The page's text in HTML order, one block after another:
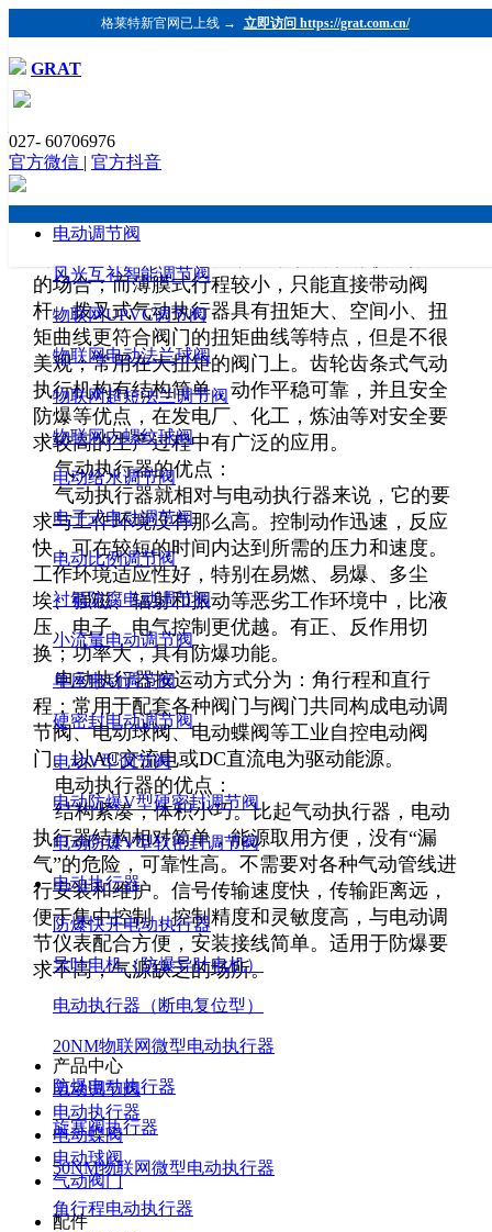
格莱特新官网已上线 → 立即访问 https://grat.com.cn/
GRAT
027- 60706976
官方微信 | 官方抖音
电动调节阀
风光互补智能调节阀
物联网UPVC调节阀
物联网电动法兰球阀
物联网超短法兰调节阀
物联网内螺纹球阀
电动给水调节阀
电子式电动调节阀
电动比例调节阀
衬氟防腐电动调节阀
小流量电动调节阀
单座电动调节阀
硬密封电动调节阀
电动V型调节阀
电动防爆V型硬密封调节阀
电动防爆V型软密封调节阀
电动执行器
防爆快开电动执行器
导叶电机（防爆导叶电机）
电动执行器（断电复位型）
20NM物联网微型电动执行器
防爆电动执行器
旋塞阀执行器
50NM物联网微型电动执行器
角行程电动执行器
电动执行器与气动执行器的区别和各自的
优点
发布时间：2018-08-08 浏览：1460 格莱特控制阀
（https://www.grat.com.cn/）
气动执行器分薄膜式、活塞式、拨叉式和齿轮
的场合；而薄膜式行程较小，只能直接带动阀
杆。拨叉式气动执行器具有扭矩大、空间小、扭
矩曲线更符合阀门的扭矩曲线等特点，但是不很
美观；常用在大扭矩的阀门上。齿轮齿条式气动
执行机构有结构简单，动作平稳可靠，并且安全
防爆等优点，在发电厂、化工，炼油等对安全要
求较高的生产过程中有广泛的应用。
气动执行器的优点：
气动执行器就相对与电动执行器来说，它的要
求与工作环境没有那么高。控制动作迅速，反应
快，可在较短的时间内达到所需的压力和速度。
工作环境适应性好，特别在易燃、易爆、多尘
埃、强磁、辐射和振动等恶劣工作环境中，比液
压、电子、电气控制更优越。有正、反作用切
换；功率大，具有防爆功能。
电动执行器按运动方式分为：角行程和直行
程；常用于配套各种阀门与阀门共同构成电动调
节阀、电动球阀、电动蝶阀等工业自控电动阀
门。以AC交流电或DC直流电为驱动能源。
电动执行器的优点：
结构紧凑，体积小巧。比起气动执行器，电动
执行器结构相对简单，能源取用方便，没有“漏
气”的危险，可靠性高。不需要对各种气动管线进
行安装和维护。信号传输速度快，传输距离远，
便于集中控制，控制精度和灵敏度高，与电动调
节仪表配合方便，安装接线简单。适用于防爆要
求不高，气源缺乏的场所。
产品中心
电动调节阀
电动执行器
电动蝶阀
电动球阀
气动阀门
配件